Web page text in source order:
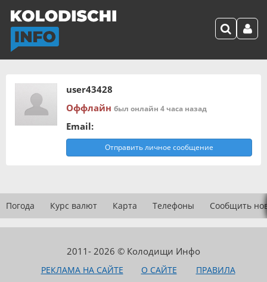
user43428
Оффлайн был онлайн 4 часа назад
Email:
Отправить личное сообщение
Погода Курс валют Карта Телефоны Сообщить
2011- 2026 © Колодищи Инфо
РЕКЛАМА НА САЙТЕ О САЙТЕ
ПРАВИЛА